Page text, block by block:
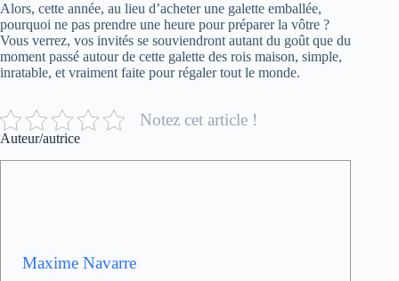
Alors, cette année, au lieu d’acheter une galette emballée,
pourquoi ne pas prendre une heure pour préparer la vôtre ?
Vous verrez, vos invités se souviendront autant du goût que du
moment passé autour de cette galette des rois maison, simple,
inratable, et vraiment faite pour régaler tout le monde.
Notez cet article !
Auteur/autrice
Maxime Navarre